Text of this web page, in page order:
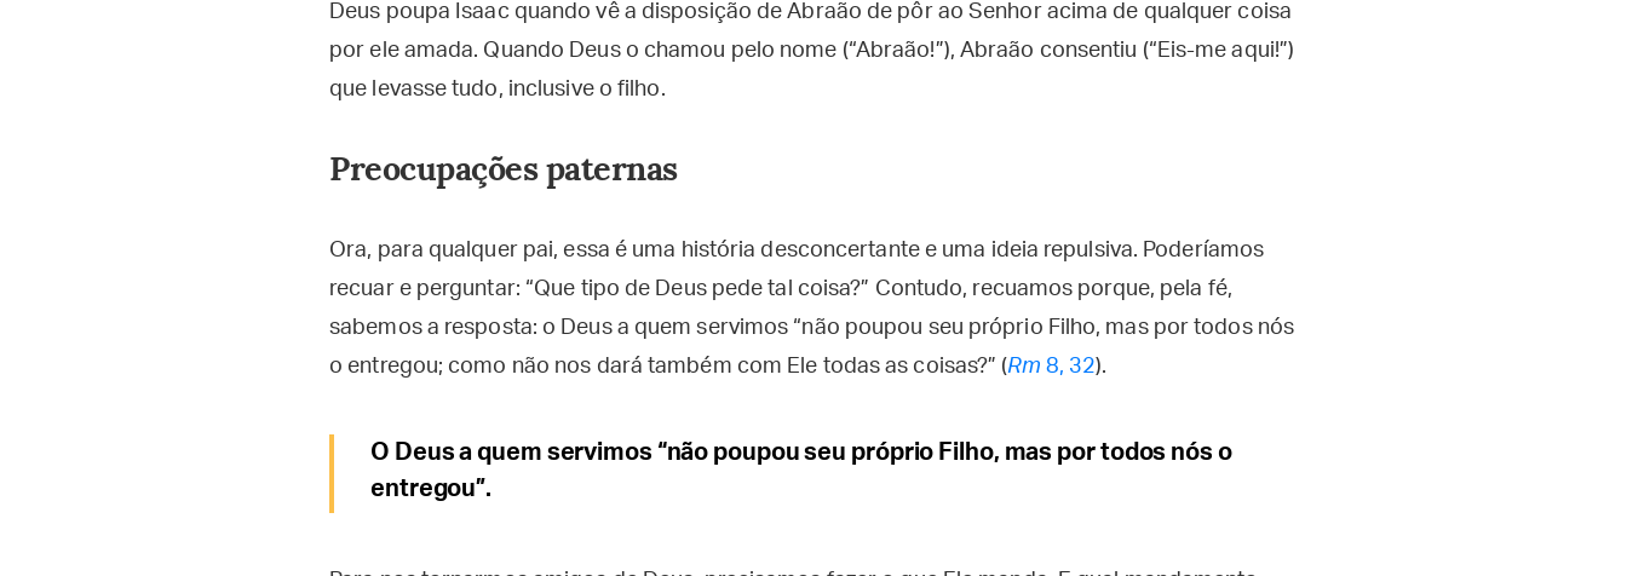
Deus poupa Isaac quando vê a disposição de Abraão de pôr ao Senhor acima de qualquer coisa
por ele amada. Quando Deus o chamou pelo nome (“Abraão!”), Abraão consentiu (“Eis-me aqui!”)
que levasse tudo, inclusive o filho.
Preocupações paternas
Ora, para qualquer pai, essa é uma história desconcertante e uma ideia repulsiva. Poderíamos
recuar e perguntar: “Que tipo de Deus pede tal coisa?” Contudo, recuamos porque, pela fé,
sabemos a resposta: o Deus a quem servimos “não poupou seu próprio Filho, mas por todos nós
o entregou; como não nos dará também com Ele todas as coisas?” (Rm 8, 32).
O Deus a quem servimos “não poupou seu próprio Filho, mas por todos nós o
entregou”.